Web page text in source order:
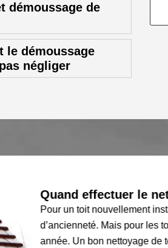
démoussage de
le démoussage
négliger
Quand effectuer le
Pour un toit nouvellement installé,
d’ancienneté. Mais pour les toitures
année. Un bon nettoyage de toiture